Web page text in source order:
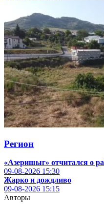
Регион
«Азеришыг» отчитался о
09-08-2026 15:30
Жарко и дождливо
09-08-2026 15:15
Авторы